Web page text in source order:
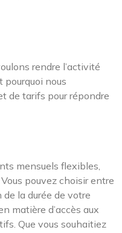
rendre l’activité
pourquoi nous
de tarifs pour répondre
mensuels flexibles,
pouvez choisir entre
la durée de votre
matière d’accès aux
Que vous souhaitiez